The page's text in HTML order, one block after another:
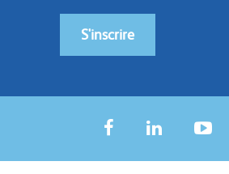
S'inscrire